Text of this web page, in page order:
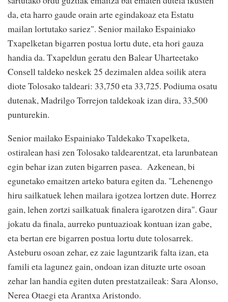
da, eta harro gaude orain arte egindakoaz eta Estatu
mailan lortutako sariez". Senior mailako Espainiako
Txapelketan bigarren postua lortu dute, eta hori gauza
handia da. Txapeldun geratu den Balear Uharteetako
Consell taldeko neskek 25 dezimalen aldea soilik atera
diote Tolosako taldeari: 33,750 eta 33,725. Podiuma osatu
dutenak, Madrilgo Torrejon taldekoak izan dira, 33,500
punturekin.
Senior mailako Espainiako Taldekako Txapelketa,
ostiralean hasi zen Tolosako taldearentzat, eta larunbatean
egin behar izan zuten bigarren pasea. Azkenean, bi
egunetako emaitzen arteko batura egiten da. "Lehenengo
hiru sailkatuek lehen mailara igotzea lortzen dute. Horrez
gain, lehen zortzi sailkatuak finalera igarotzen dira". Gaur
jokatu da finala, aurreko puntuazioak kontuan izan gabe,
eta bertan ere bigarren postua lortu dute tolosarrek.
Asteburu osoan zehar, ez zaie laguntzarik falta izan, eta
famili eta lagunez gain, ondoan izan dituzte urte osoan
zehar lan handia egiten duten prestatzaileak: Sara Alonso,
Nerea Otaegi eta Arantxa Aristondo.